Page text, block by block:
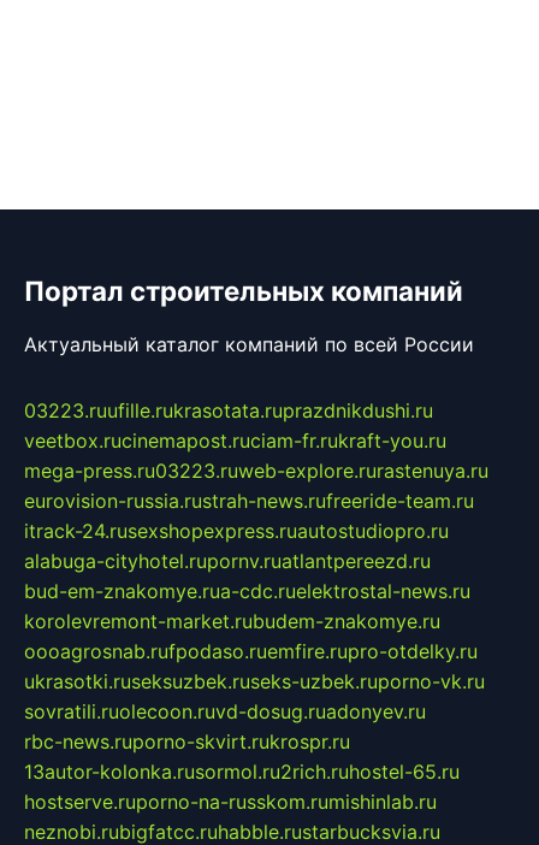
Портал строительных компаний
Актуальный каталог компаний по всей России
03223.ruufille.rukrasotata.ruprazdnikdushi.ru
veetbox.rucinemapost.ruciam-fr.rukraft-you.ru
mega-press.ru03223.ruweb-explore.rurastenuya.ru
eurovision-russia.rustrah-news.rufreeride-team.ru
itrack-24.rusexshopexpress.ruautostudiopro.ru
alabuga-cityhotel.rupornv.ruatlantpereezd.ru
bud-em-znakomye.rua-cdc.ruelektrostal-news.ru
korolevremont-market.rubudem-znakomye.ru
oooagrosnab.rufpodaso.ruemfire.rupro-otdelky.ru
ukrasotki.ruseksuzbek.ruseks-uzbek.ruporno-vk.ru
sovratili.ruolecoon.ruvd-dosug.ruadonyev.ru
rbc-news.ruporno-skvirt.rukrospr.ru
13autor-kolonka.rusormol.ru2rich.ruhostel-65.ru
hostserve.ruporno-na-russkom.rumishinlab.ru
neznobi.rubigfatcc.ruhabble.rustarbucksvia.ru